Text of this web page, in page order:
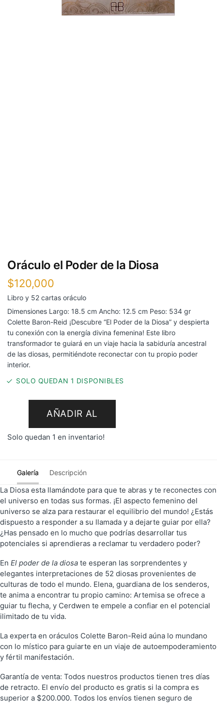
Oráculo el Poder de la Diosa
$120,000
Libro y 52 cartas oráculo
Dimensiones Largo: 18.5 cm Ancho: 12.5 cm Peso: 534 gr
Colette Baron-Reid ¡Descubre “El Poder de la Diosa” y despierta
tu conexión con la energía divina femenina! Este libro
transformador te guiará en un viaje hacia la sabiduría ancestral
de las diosas, permitiéndote reconectar con tu propio poder
interior.
SOLO QUEDAN 1 DISPONIBLES
AÑADIR AL
CARRITO
Solo quedan 1 en inventario!
Galería Descripción
La Diosa esta llamándote para que te abras y te reconectes con
el universo en todas sus formas. ¡El aspecto femenino del
universo se alza para restaurar el equilibrio del mundo! ¿Estás
dispuesto a responder a su llamada y a dejarte guiar por ella?
¿Has pensado en lo mucho que podrías desarrollar tus
potenciales si aprendieras a reclamar tu verdadero poder?
En El poder de la diosa te esperan las sorprendentes y
elegantes interpretaciones de 52 diosas provenientes de
culturas de todo el mundo. Elena, guardiana de los senderos,
te anima a encontrar tu propio camino: Artemisa se ofrece a
guiar tu flecha, y Cerdwen te empele a confiar en el potencial
ilimitado de tu vida.
La experta en oráculos Colette Baron-Reid aúna lo mundano
con lo místico para guiarte en un viaje de autoempoderamiento
y fértil manifestación.
Garantía de venta: Todos nuestros productos tienen tres días
de retracto. El envío del producto es gratis si la compra es
superior a $200.000. Todos los envíos tienen seguro de